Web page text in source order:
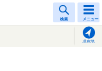
検索 メニュー
現在地